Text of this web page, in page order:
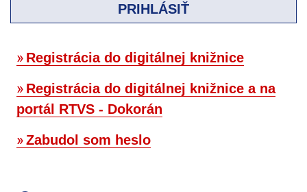
PRIHLÁSIŤ
Registrácia do digitálnej knižnice
Registrácia do digitálnej knižnice a na
portál RTVS - Dokorán
Zabudol som heslo